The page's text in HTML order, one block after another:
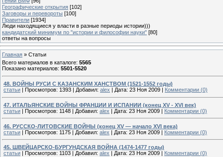
Географические открытия [102]
Заговоры и перевороты [100]
Правители [1934]
Люди находящиеся у власти в разные периоды истории)))
кандидатский минимум по "истории и философии науки" [80]
ответы на вопросы
Главная » Статьи
Всего материалов в каталоге: 5565
Показано материалов: 5501-5520
48. ВОЙНЫ РУСИ С КАЗАНСКИМ ХАНСТВОМ (1521-1552 годы)
статьи
Просмотров: 1393 Добавил: alex Дата: 23 Ноя 2009 Комментарии (0)
47. ИТАЛЬЯНСКИЕ ВОЙНЫ ФРАНЦИИ И ИСПАНИИ (конец XV - XVI век)
статьи | Просмотров: 1148 | Добавил: alex | Дата: 23 Ноя 2009 | Комментарии (0)
46. РУССКО-ЛИТОВСКИЕ ВОЙНЫ (конец XV — начало XVI века)
статьи | Просмотров: 1175 | Добавил: alex | Дата: 23 Ноя 2009 | Комментарии (0)
45. ШВЕЙЦАРСКО-БУРГУНДСКАЯ ВОЙНА (1474-1477 годы)
статьи
Просмотров: 1103 Добавил: alex Дата: 23 Ноя 2009 Комментарии (0)